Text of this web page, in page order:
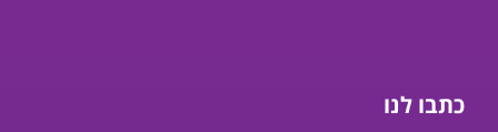
כתבו לנו